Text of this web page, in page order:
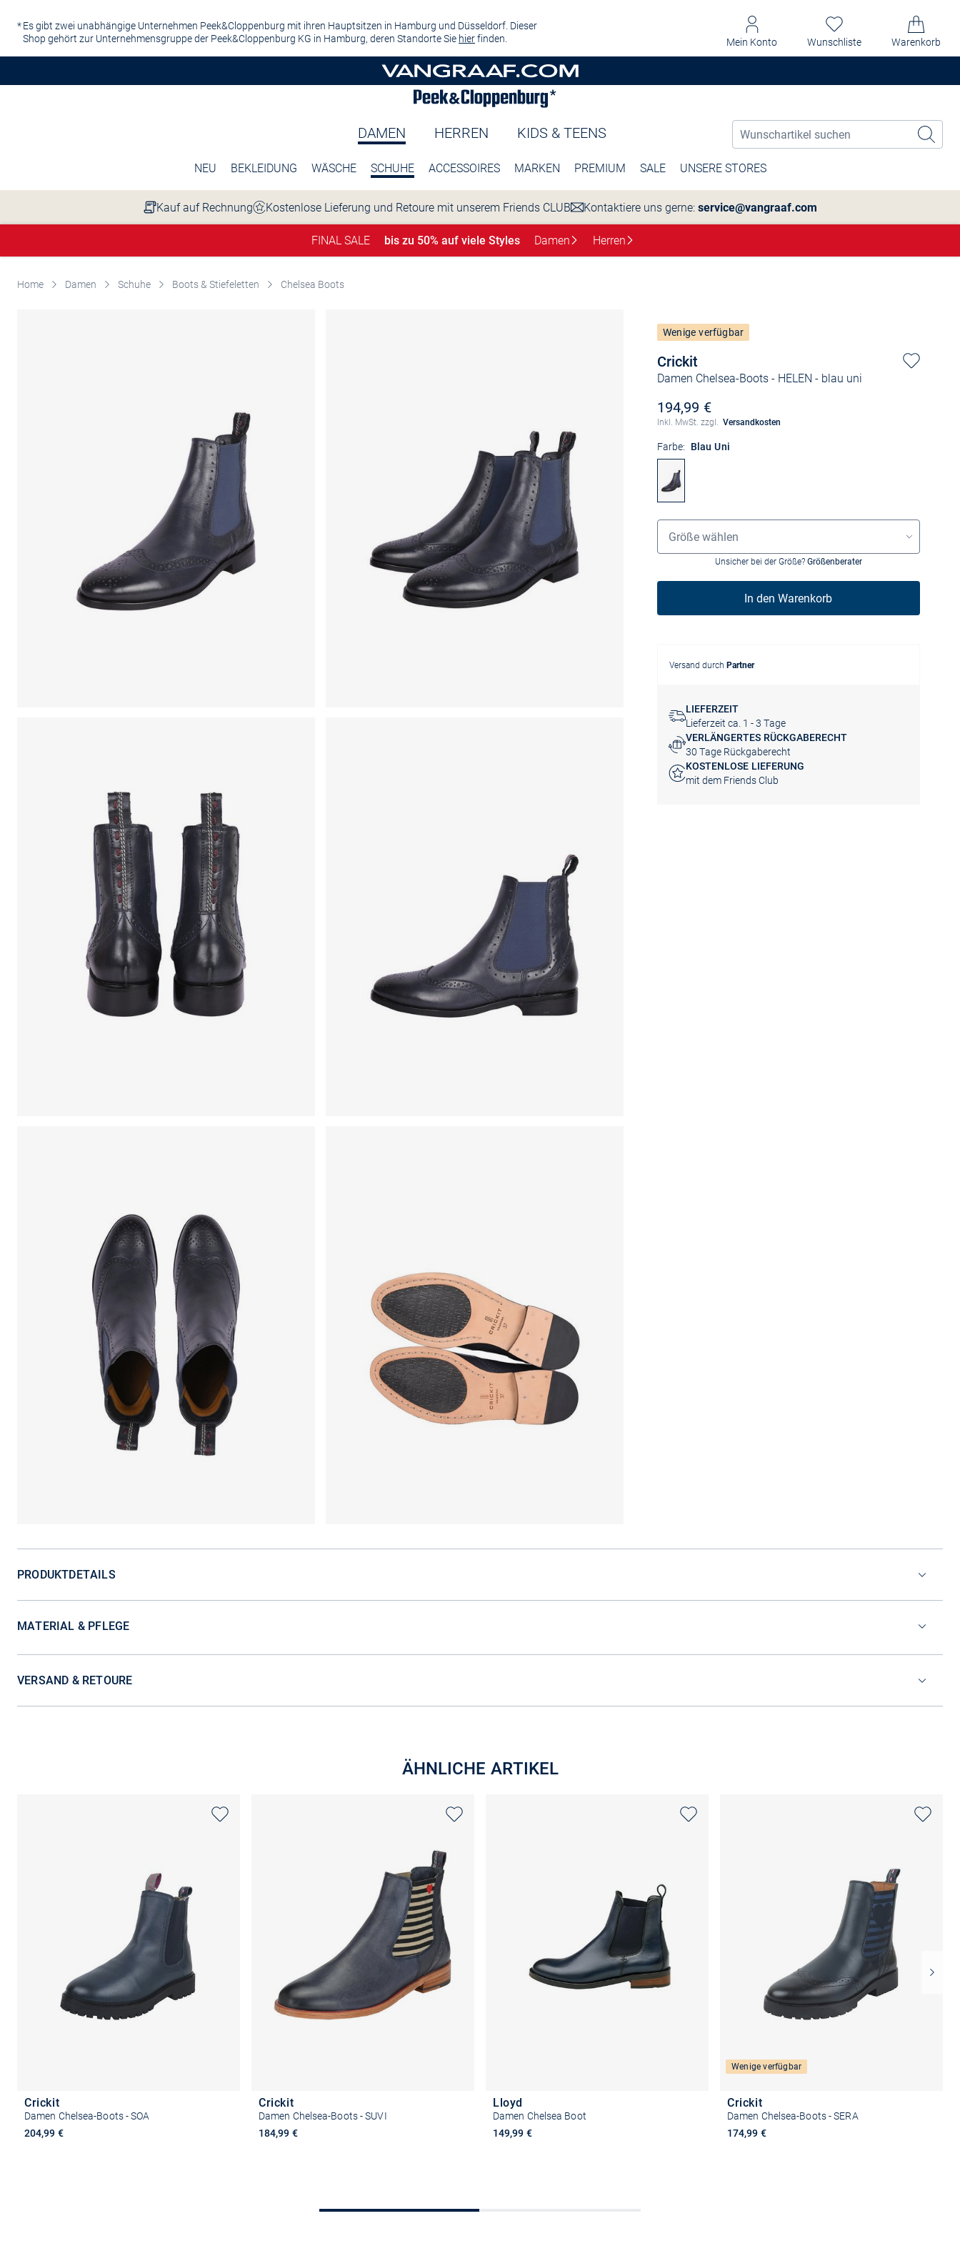
Es gibt zwei unabhängige Unternehmen Peek&Cloppenburg mit ihren Hauptsitzen in Hamburg und Düsseldorf. Dieser
Shop gehört zur Unternehmensgruppe der Peek&Cloppenburg KG in Hamburg, deren Standorte Sie hierfinden. Mein Konto Wunschliste Warenkorb
DAMEN HERREN KIDS & TEENS
NEU BEKLEIDUNG WÄSCHE SCHUHE ACCESSOIRES MARKEN PREMIUM SALE UNSERE STORES
Kauf auf Rechnung Kostenlose Lieferung und Retoure mit unserem Friends CLUB Kontaktiere uns gerne: service@vangraaf.com
FINAL SALE bis zu 50% auf viele Styles Damen Herren
Home Damen Schuhe Boots & Stiefeletten Chelsea Boots
Crickit
Damen Chelsea-Boots - HELEN - blau uni
Wenige verfügbar
194,99 €
Inkl. MwSt. zzgl. Versandkosten
Farbe: Blau Uni
Größenauswahl
Größe wählen
Unsicher bei der Größe? Größenberater
In den Warenkorb
Versand durch Partner
LIEFERZEIT
Lieferzeit ca. 1 - 3 Tage
VERLÄNGERTES RÜCKGABERECHT
30 Tage Rückgaberecht
KOSTENLOSE LIEFERUNG
mit dem Friends Club
PRODUKTDETAILS
MATERIAL & PFLEGE
VERSAND & RETOURE
ÄHNLICHE ARTIKEL
Crickit
Damen Chelsea-Boots - SOA
204,99 €
Crickit
Damen Chelsea-Boots - SUVI
184,99 €
Größe auswählen
Lloyd
Damen Chelsea Boot
149,99 €
Wenige verfügbar
Crickit
Damen Chelsea-Boots - SERA
174,99 €